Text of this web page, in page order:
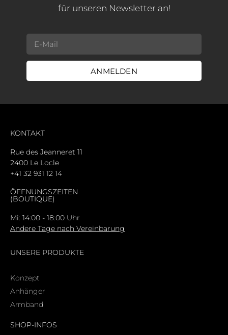
für unseren Newsletter an!
ANMELDEN
KONTAKT
Rue des Jeanneret 11
2400 Le Locle
+41 32 931 12 14
ÖFFNUNGSZEITEN
(BOUTIQUE)
Mi: 14:00 - 18:00 Uhr
Andere Tage nach Vereinbarung
UNSERE PRODUKTE
Konzept
Anhänger
Armband
SHOP-INFOS